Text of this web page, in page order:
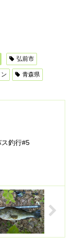
弘前市
青森県
釣行#5